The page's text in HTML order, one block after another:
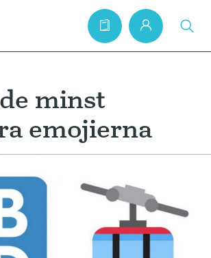
minst
emojierna